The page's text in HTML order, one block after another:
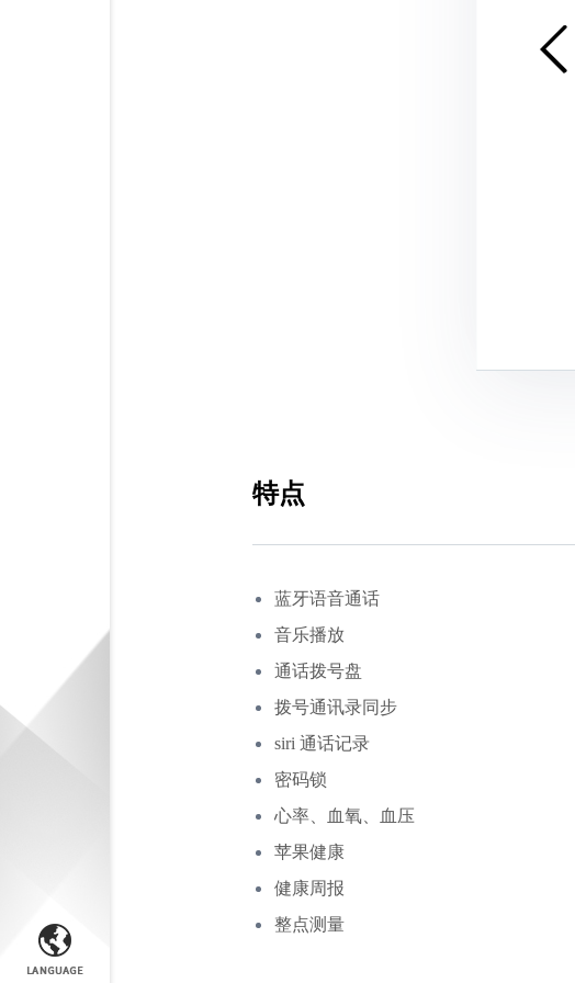
特点
蓝牙语音通话
音乐播放
通话拨号盘
拨号通讯录同步
siri 通话记录
密码锁
心率、血氧、血压
苹果健康
健康周报
整点测量